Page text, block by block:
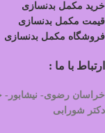
خرید مکمل بدنسازی
قیمت مکمل بدنسازی
فروشگاه مکمل بدنسازی
ارتباط با ما :
خراسان رضوی- نیشابور-
دکتر شورابی